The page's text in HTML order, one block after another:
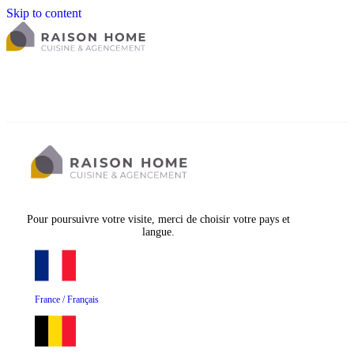
Skip to content
Pour poursuivre votre visite, merci de choisir votre pays et
langue.
France / Français